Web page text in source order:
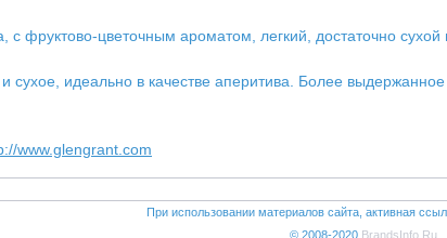
с фруктово-цветочным ароматом, легкий, достаточно
сухое, идеально в качестве аперитива. Более
www.glengrant.com
При использовании материалов сайта, активная
© 2008-2020 BrandsInfo.Ru